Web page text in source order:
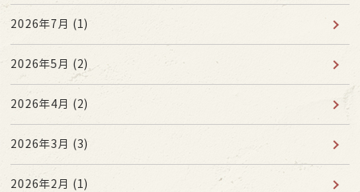
2026年7月 (1)
2026年5月 (2)
2026年4月 (2)
2026年3月 (3)
2026年2月 (1)